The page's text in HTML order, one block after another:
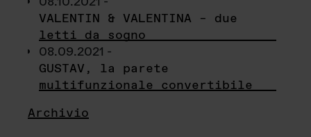
VALENTIN & VALENTINA – due
letti da sogno
08.09.2021 -
GUSTAV, la parete
multifunzionale convertibile
Archivio